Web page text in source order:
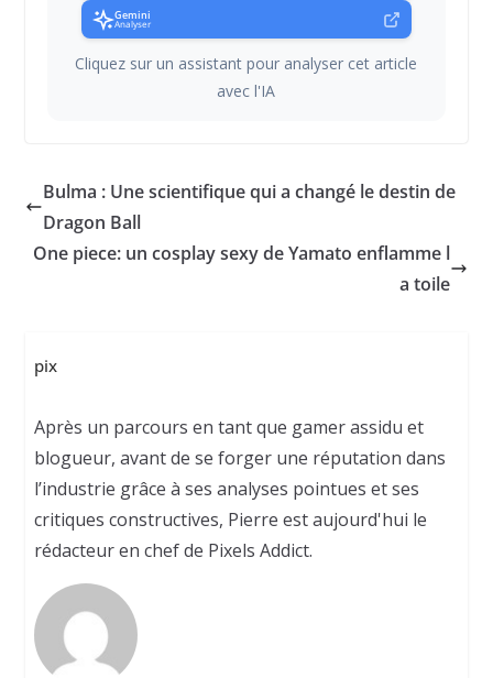
Gemini
Analyser
Cliquez sur un assistant pour analyser cet article
avec l'IA
Bulma : Une scientifique qui a changé le destin de
Dragon Ball
One piece: un cosplay sexy de Yamato enflamme l
a toile
pix
Après un parcours en tant que gamer assidu et
blogueur, avant de se forger une réputation dans
l’industrie grâce à ses analyses pointues et ses
critiques constructives, Pierre est aujourd'hui le
rédacteur en chef de Pixels Addict.